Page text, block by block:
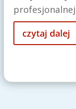
profesjonalnej
czytaj dalej